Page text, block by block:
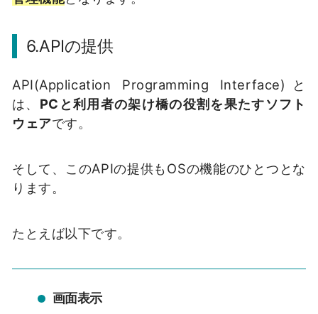
6.APIの提供
API(Application Programming Interface)と
は、 PCと利用者の架け橋の役割を果たすソフト
ウェアです。
そして、このAPIの提供もOSの機能のひとつとな
ります。
たとえば以下です。
画面表示